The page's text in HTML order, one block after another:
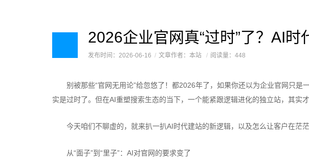
发布时间：2026-06-16 文章作者：本站 阅读量：448
别被那些“官网无用论”给忽悠了！都2026年了，如果你还以为企业官网只是
实是过时了。但在AI重塑搜索生态的当下，一个能紧跟逻辑进化的独立站，其实
今天咱们不聊虚的，就来扒一扒AI时代建站的新逻辑，以及怎么让客户在茫茫
从“面子”到“里子”：AI对官网的要求变了